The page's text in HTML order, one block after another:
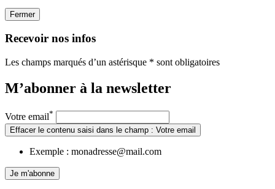
Fermer
Recevoir nos infos
Les champs marqués d’un astérisque * sont obligatoires
M’abonner à la newsletter
Votre email*
Effacer le contenu saisi dans le champ : Votre email
Exemple : monadresse@mail.com
Je m'abonne